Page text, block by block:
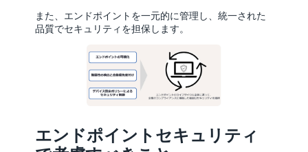
また、エンドポイントを一元的に管理し、統一された
品質でセキュリティを担保します。
エンドポイントセキュリティ